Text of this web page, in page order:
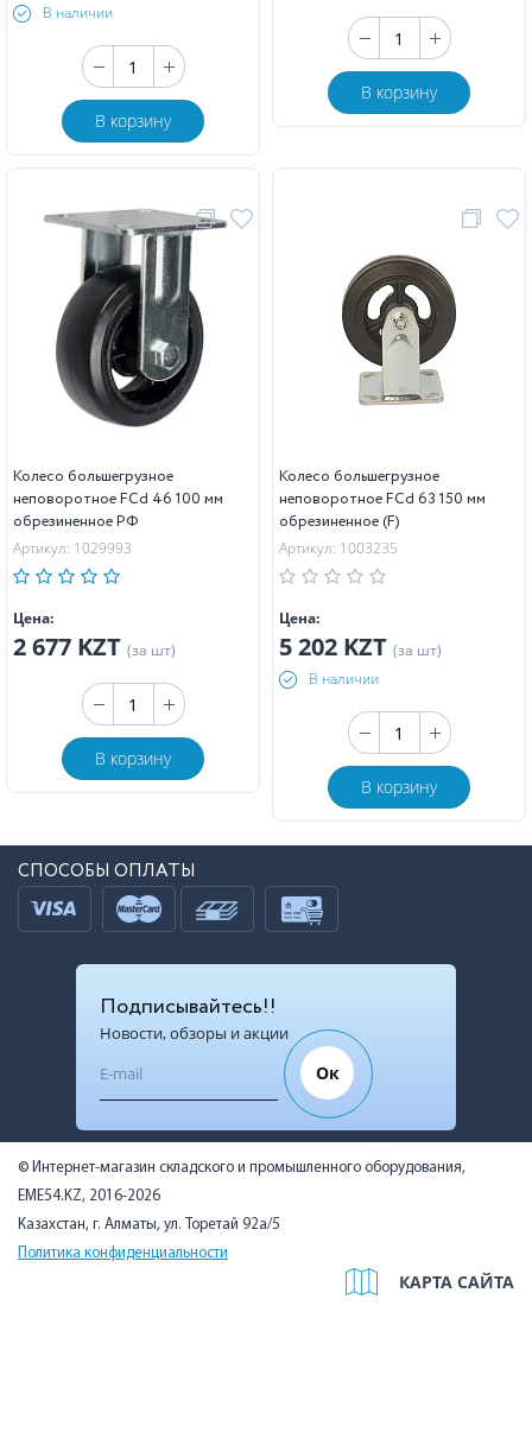
В наличии
В корзину
В корзину
Колесо большегрузное
неповоротное FCd 46 100 мм
обрезиненное РФ
Артикул: 1029993
Цена:
2 677 KZT (за шт)
В корзину
Колесо большегрузное
неповоротное FCd 63 150 мм
обрезиненное (F)
Артикул: 1003235
Цена:
5 202 KZT (за шт)
В наличии
В корзину
СПОСОБЫ ОПЛАТЫ
Подписывайтесь!!
Новости, обзоры и акции
Ок
© Интернет-магазин складского и промышленного оборудования,
EME54.KZ, 2016-2026
Казахстан, г. Алматы, ул. Торетай 92а/5
Политика конфиденциальности
КАРТА САЙТА